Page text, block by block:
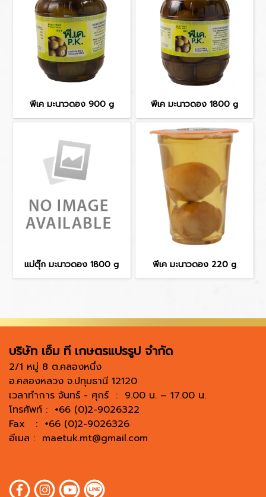
พีเค มะนาวดอง 900 g พีเค มะนาวดอง 1800 g
แม่ตุ๊ก มะนาวดอง 1800 g พีเค มะนาวดอง 220 g
บริษัท เอ็ม ที เกษตรแปรรูป จำกัด
2/1 หมู่ 8 ต.คลองหนึ่ง
อ.คลองหลวง จ.ปทุมธานี 12120
เวลาทำการ จันทร์ - ศุกร์ : 9.00 น. – 17.00 น.
โทรศัพท์ : +66 (0)2-9026322
Fax : +66 (0)2-9026326
อีเมล : maetuk.mt@gmail.com